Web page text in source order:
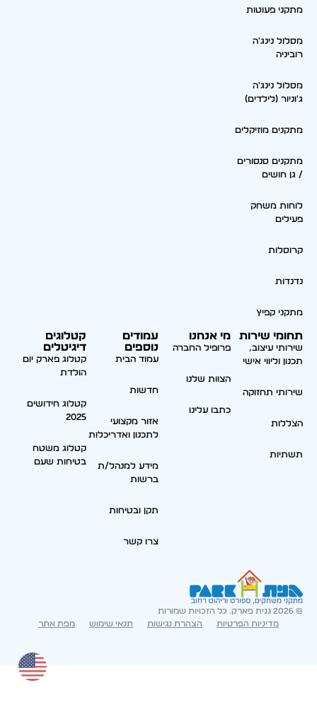
מתקני פעוטות
מסלול נינג'ה
רוביניה
מסלול נינג'ה
ג'וניור (לילדים)
מתקנים מוזיקלים
מתקנים סנסורים
/ גן חושים
לוחות משחק
פעילים
קרוסלות
נדנדות
מתקני קפיץ
תחומי שירות
שירותי עיצוב,
תכנון וליווי אישי
שירותי תחזוקה
הצללות
תשתיות
מי אנחנו
פרופיל החברה
הצוות שלנו
כתבו עלינו
עמודים
נוספים
עמוד הבית
חדשות
אזור מקצועי
לתכנון ואדריכלות
מידע למנהל/ת
ברשות
תקן ובטיחות
צרו קשר
קטלוגים
דיגיטלים
קטלוג פארק יום
הולדת
קטלוג חידושים
2025
קטלוג משטח
בטיחות שעם
© 2026 גנית פארק. כל הזכויות שמורות
מדיניות הפרטיות
הצהרת נגישות תנאי שימוש מפת אתר